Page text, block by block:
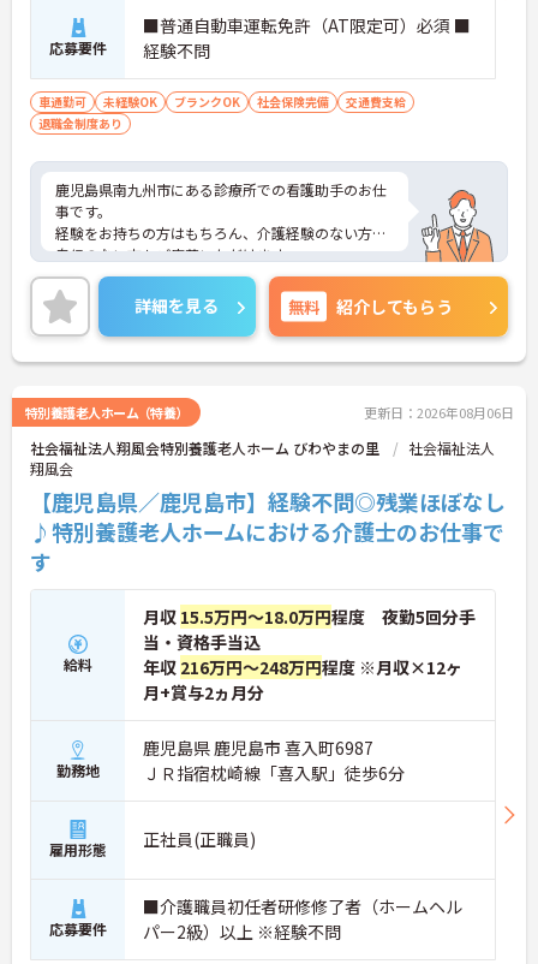
応募要件
■普通自動車運転免許（AT限定可）必須 ■
経験不問
車通勤可 未経験OK ブランクOK 社会保険完備
交通費支給
退職金制度あり
鹿児島県南九州市にある診療所での看護助手のお仕
事です。
経験をお持ちの方はもちろん、介護経験のない方や
自信のない方もご応募いただけます。
育児休暇取得実績があり、小さなお子様がいらっし
ゃる方に理解があるので、安心して働いて頂ける環
境です。
車通勤が可能なので、遠くにお住まいの方もストレ
ス少なく通っていただけますよ。
さい。更に詳細などお伝えします。
詳細を見る 無料 紹介してもらう
特別養護老人ホーム（特養） 更新日：2026年08月06日
社会福祉法人翔風会特別養護老人ホーム びわやまの里
社会福祉法人
翔風会
【鹿児島県／鹿児島市】経験不問◎残業ほぼなし
♪特別養護老人ホームにおける介護士のお仕事で
す
給料
月収 15.5万円～18.0万円程度 夜勤5回分手
当・資格手当込
年収 216万円～248万円程度 ※月収×12ヶ
月+賞与2ヵ月分
勤務地
鹿児島県 鹿児島市 喜入町6987
ＪＲ指宿枕崎線「喜入駅」徒歩6分
雇用形態 正社員(正職員)
応募要件
■介護職員初任者研修修了者（ホームヘル
パー2級）以上 ※経験不問